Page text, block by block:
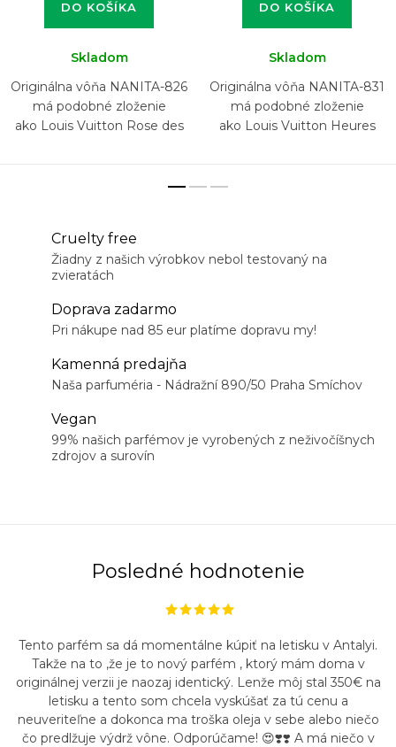
DO KOŠÍKA
Skladom
Originálna vôňa NANITA-826
má podobné zloženie
ako Louis Vuitton Rose des
DO KOŠÍKA
Skladom
Originálna vôňa NANITA-831
má podobné zloženie
ako Louis Vuitton Heures
Cruelty free
Žiadny z našich výrobkov nebol testovaný na
zvieratách
Doprava zadarmo
Pri nákupe nad 85 eur platíme dopravu my!
Kamenná predajňa
Naša parfuméria - Nádražní 890/50 Praha Smíchov
Vegan
99% našich parfémov je vyrobených z neživočíšnych
zdrojov a surovín
Posledné hodnotenie
Tento parfém sa dá momentálne kúpiť na letisku v Antalyi.
Takže na to ,že je to nový parfém , ktorý mám doma v
originálnej verzii je naozaj identický. Lenže môj stal 350€ na
letisku a tento som chcela vyskúšať za tú cenu a
neuveriteľne a dokonca ma troška oleja v sebe alebo niečo
čo predlžuje výdrž vône. Odporúčame! 😍❣️❣️ A má niečo v